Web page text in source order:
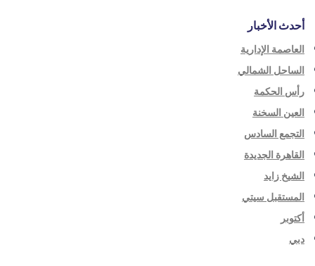
أحدث الأخبار
العاصمة الإدارية
الساحل الشمالي
رأس الحكمة
العين السخنة
التجمع السادس
القاهرة الجديدة
الشيخ زايد
المستقبل سيتي
أكتوبر
دبي